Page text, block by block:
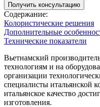
Получить консультацию
Содержание:
Колористические решения
Дополнительные
Технические показатели
Вьетнамский
технологиям и на
организации
специалисты итальянской
итальянское качество
изготовления.